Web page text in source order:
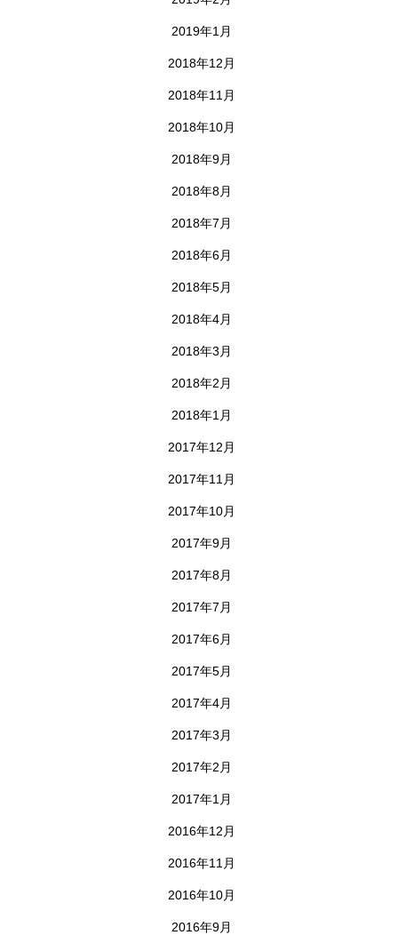
2019年1月
2018年12月
2018年11月
2018年10月
2018年9月
2018年8月
2018年7月
2018年6月
2018年5月
2018年4月
2018年3月
2018年2月
2018年1月
2017年12月
2017年11月
2017年10月
2017年9月
2017年8月
2017年7月
2017年6月
2017年5月
2017年4月
2017年3月
2017年2月
2017年1月
2016年12月
2016年11月
2016年10月
2016年9月